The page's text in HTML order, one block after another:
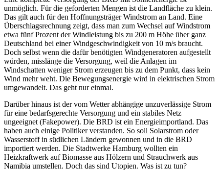
unmöglich. Für die geforderten Mengen ist die Landfläche zu klein.
Das gilt auch für den Hoffnungsträger Windstrom an Land. Eine
Überschlagsrechnung zeigt, dass man zum Wechsel auf Windstrom
etwa fünf Prozent der Windleistung bis zu 200 m Höhe über ganz
Deutschland bei einer Windgeschwindigkeit von 10 m/s braucht.
Doch selbst wenn die dafür benötigten Windgeneratoren aufgestellt
würden, misslänge die Versorgung, weil die Anlagen im
Windschatten weniger Strom erzeugen bis zu dem Punkt, dass kein
Wind mehr weht. Die Bewegungsenergie wird in elektrischen Strom
umgewandelt. Das geht nur einmal.
Darüber hinaus ist der vom Wetter abhängige unzuverlässige Strom
für eine bedarfsgerechte Versorgung und ein stabiles Netz
ungeeignet (Fakepower). Die BRD ist ein Energieimportland. Das
haben auch einige Politiker verstanden. So soll Solarstrom oder
Wasserstoff in südlichen Ländern gewonnen und in die BRD
importiert werden. Die Stadtwerke Hamburg wollten ein
Heizkraftwerk auf Biomasse aus Hölzern und Strauchwerk aus
Namibia umstellen. Doch das sind Utopien. Was ist zu tun?